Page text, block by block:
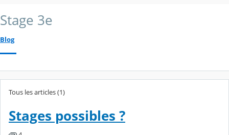
Stage 3e
Blog
Tous les articles (1)
Stages possibles ?